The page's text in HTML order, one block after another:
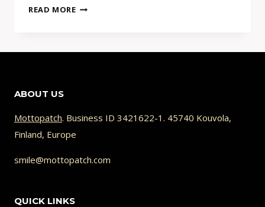
READ MOREBRODERADE,
TRYCKTA
MAN
RÄTT?
ABOUT US
Mottopatch. Business ID 3421622-1. 45740 Kouvola,
Finland, Europe
smile@mottopatch.com
QUICK LINKS